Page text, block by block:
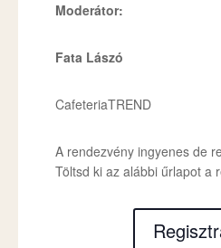
Moderátor:
Fata Lászó
CafeteriaTREND
A rendezvény ingyenes de
Töltsd ki az alábbi űrlapot a